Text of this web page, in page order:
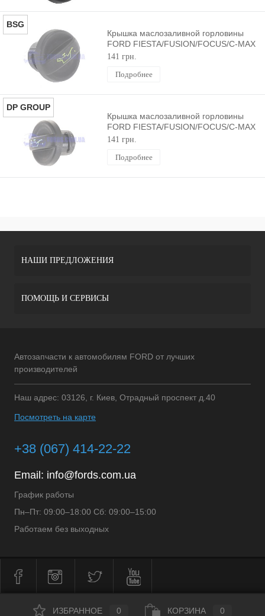
BSG
Крышка маслозаливной горловины
FORD FIESTA/FUSION/FOCUS/C-MAX
2001-2012 BSG
141 грн.
Подробнее
DP GROUP
Крышка маслозаливной горловины
FORD FIESTA/FUSION/FOCUS/C-MAX
2001-2012 DP GROUP
141 грн.
Подробнее
НАШИ ПРЕДЛОЖЕНИЯ
ПОМОЩЬ И СЕРВИСЫ
Автозапчасти к автомобилям FORD от лучших
производителей
Наш адрес: 03126, г. Киев, Отрадный проспект д.40
Посмотреть на карте
+38 (067) 414-22-22
Email: info@fords.com.ua
График работы
Пн–Пт: 09:00–18:00 Сб: 09:00–15:00
Работаем без выходных
ИЗБРАННОЕ 0 КОРЗИНА 0